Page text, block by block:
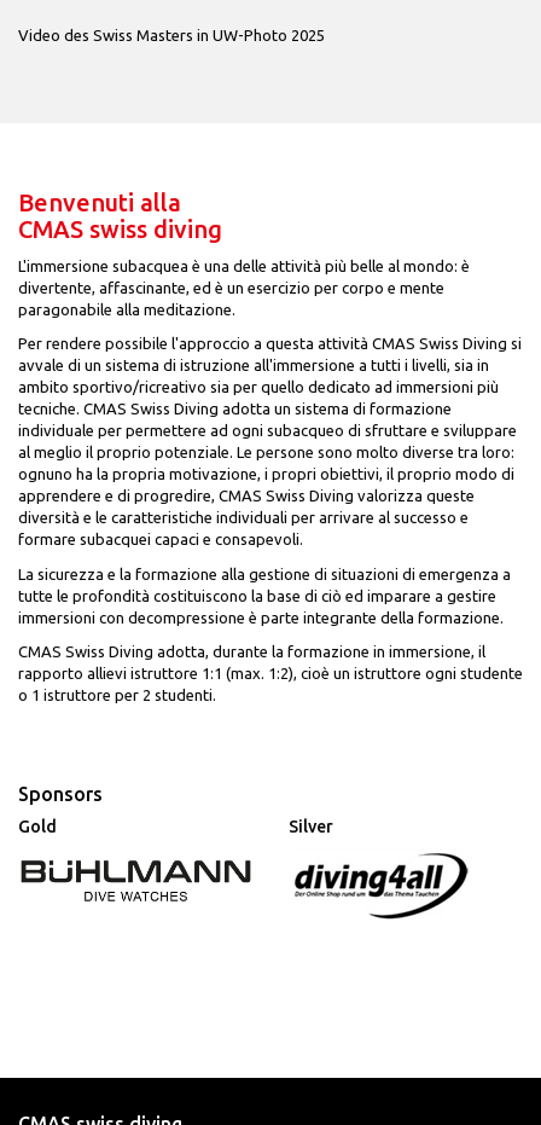
Video des Swiss Masters in UW-Photo 2025
Benvenuti alla
CMAS swiss diving
L'immersione subacquea è una delle attività più belle al mondo: è
divertente, affascinante, ed è un esercizio per corpo e mente
paragonabile alla meditazione.
Per rendere possibile l'approccio a questa attività CMAS Swiss Diving si
avvale di un sistema di istruzione all'immersione a tutti i livelli, sia in
ambito sportivo/ricreativo sia per quello dedicato ad immersioni più
tecniche. CMAS Swiss Diving adotta un sistema di formazione
individuale per permettere ad ogni subacqueo di sfruttare e sviluppare
al meglio il proprio potenziale. Le persone sono molto diverse tra loro:
ognuno ha la propria motivazione, i propri obiettivi, il proprio modo di
apprendere e di progredire, CMAS Swiss Diving valorizza queste
diversità e le caratteristiche individuali per arrivare al successo e
formare subacquei capaci e consapevoli.
La sicurezza e la formazione alla gestione di situazioni di emergenza a
tutte le profondità costituiscono la base di ciò ed imparare a gestire
immersioni con decompressione è parte integrante della formazione.
CMAS Swiss Diving adotta, durante la formazione in immersione, il
rapporto allievi istruttore 1:1 (max. 1:2), cioè un istruttore ogni studente
o 1 istruttore per 2 studenti.
Sponsors
Gold Silver